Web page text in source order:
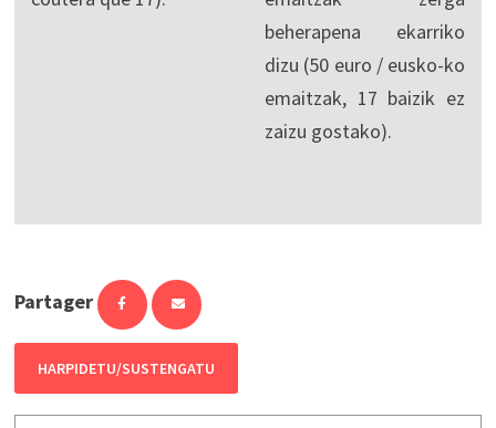
beherapena ekarriko
dizu (50 euro / eusko-ko
emaitzak, 17 baizik ez
zaizu gostako).
Partager
HARPIDETU/SUSTENGATU